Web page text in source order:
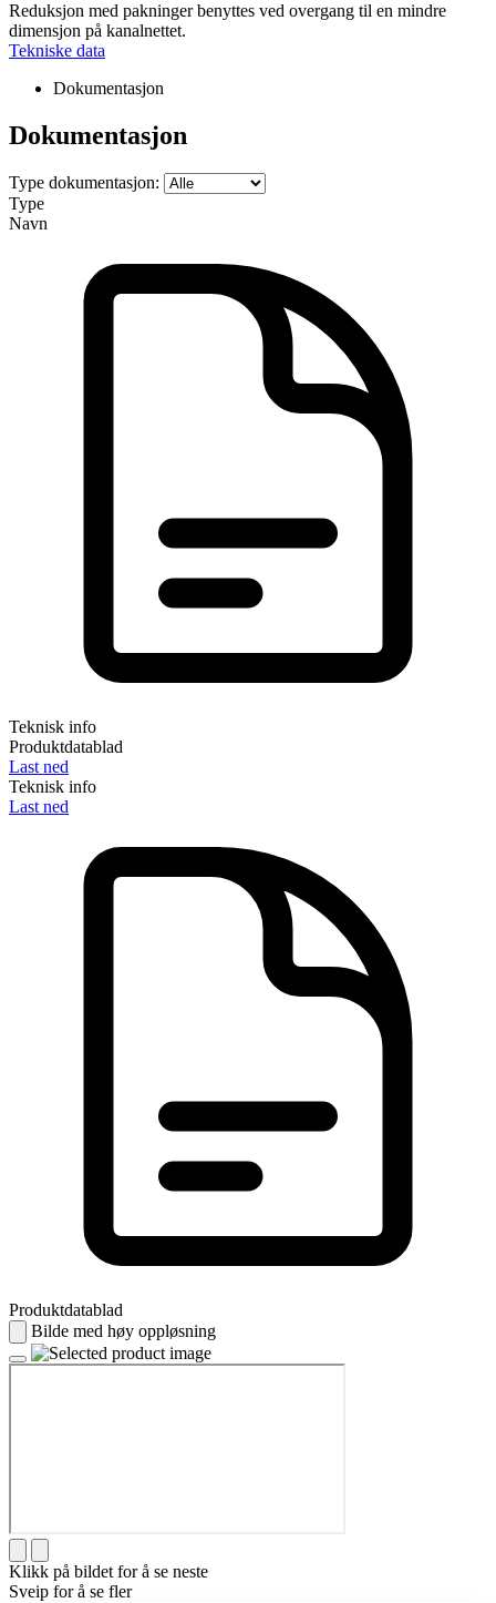
Reduksjon med pakninger benyttes ved overgang til en mindre
dimensjon på kanalnettet.
Tekniske data
Dokumentasjon
Dokumentasjon
Type dokumentasjon:
Type
Navn
Teknisk info
Produktdatablad
Last ned
Teknisk info
Last ned
Produktdatablad
Bilde med høy oppløsning
Klikk på bildet for å se neste
Sveip for å se fler